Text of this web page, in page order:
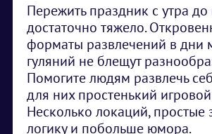
Пережить праздник с утра до
достаточно тяжело.
форматы развлечений в дни
гуляний не блещут
Помогите людям развлечь
для них простенький игровой
Несколько локаций, простые
логику и побольше юмора.